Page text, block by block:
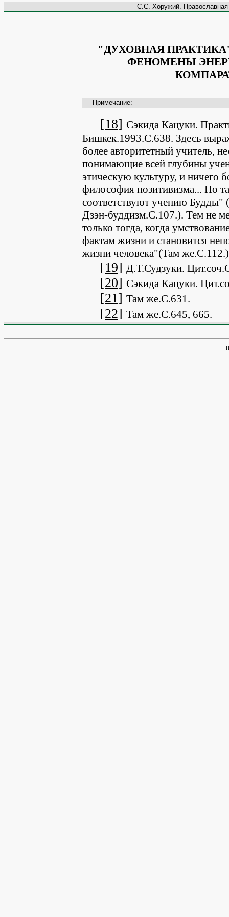
С.С. Хоружий. Православная
"ДУХОВНАЯ
ФЕНОМЕНЫ
Примечание:
[18] Сэкида Кацуки.
Бишкек.1993.С.638. Здесь
более авторитетный учитель,
понимающие всей глубины
этическую культуру, и ничего
философия позитивизма... Но
соответствуют учению
Дзэн-буддизм.С.107.). Тем не
только тогда, когда
фактам жизни и становится
жизни человека"(Там
[19] Д.Т.Судзуки.
[20] Сэкида Кацуки.
[21] Там же.С.631.
[22] Там же.С.645, 665.